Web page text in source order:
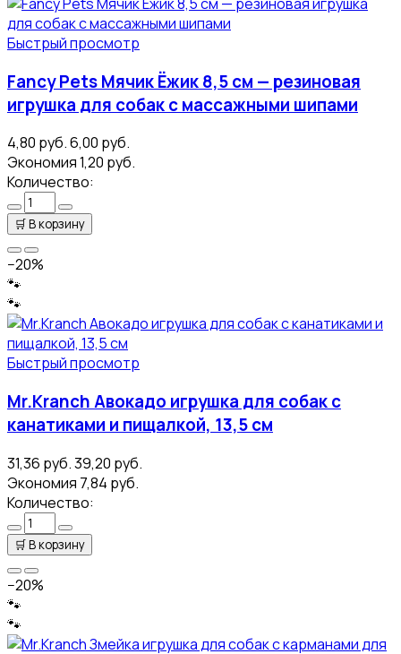
Быстрый просмотр
Fancy Pets Мячик Ёжик 8,5 см — резиновая
игрушка для собак с массажными шипами
4,80 руб.6,00 руб.
Экономия 1,20 руб.
Количество:
🛒В корзину
−20%
🐾
🐾
Быстрый просмотр
Mr.Kranch Авокадо игрушка для собак с
канатиками и пищалкой, 13,5 см
31,36 руб.39,20 руб.
Экономия 7,84 руб.
Количество:
🛒В корзину
−20%
🐾
🐾